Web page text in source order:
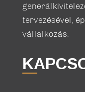
tervezésével,
vállalkozás.